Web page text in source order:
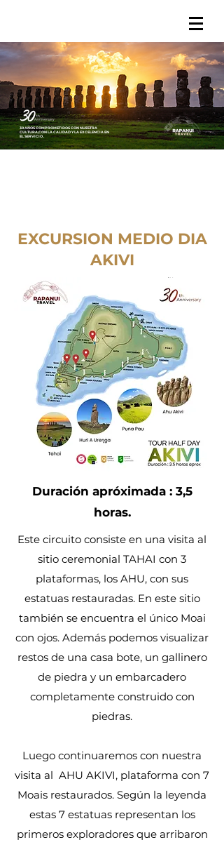
30 AÑOS COMPROMETIDOS CON NUESTRA
CULTURA,CON LA CALIDAD Y LA EXCELENCIAEN
EL SERVICIO .
EXCURSION MEDIO DIA
AKIVI
Duración apróximada : 3,5
horas.
Este circuito consiste en una visita al
sitio ceremonial TAHAI con 3
plataformas, los AHU, con sus
estatuas restauradas. En este sitio
también se encuentra el único Moai
con ojos. Además podemos visualizar
restos de una casa bote, un gallinero
de piedra y un embarcadero
completamente construido con
piedras.
Luego continuaremos con nuestra
visita al AHU AKIVI, plataforma con 7
Moais restaurados. Según la leyenda
estas 7 estatuas representan los
primeros exploradores que arribaron